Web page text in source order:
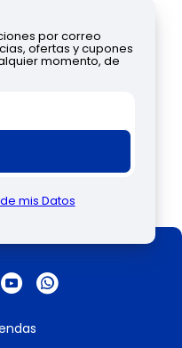
por correo
ofertas y cupones
momento, de
mis Datos